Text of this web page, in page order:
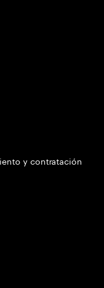
y contratación